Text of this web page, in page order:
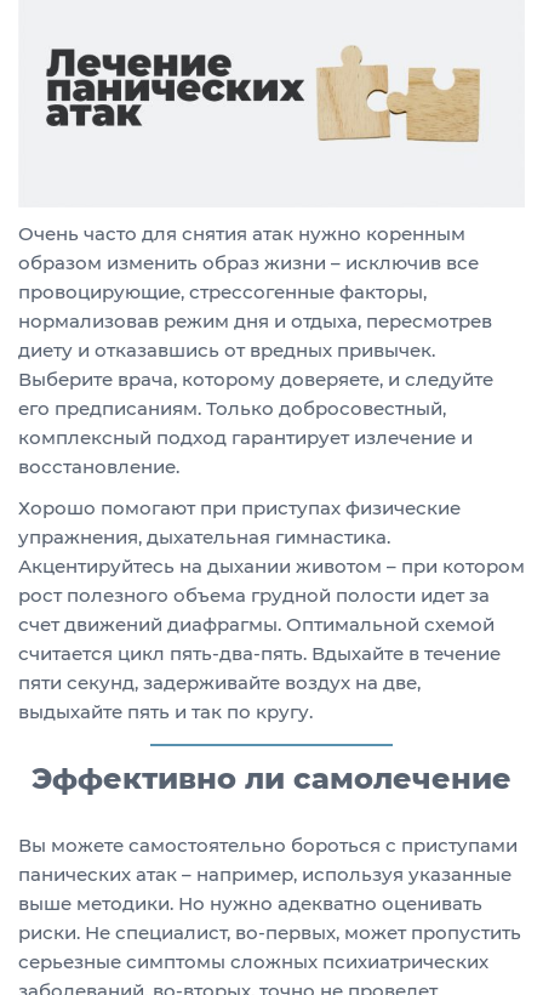
Очень часто для снятия атак нужно коренным
образом изменить образ жизни – исключив все
провоцирующие, стрессогенные факторы,
нормализовав режим дня и отдыха, пересмотрев
диету и отказавшись от вредных привычек.
Выберите врача, которому доверяете, и следуйте
его предписаниям. Только добросовестный,
комплексный подход гарантирует излечение и
восстановление.
Хорошо помогают при приступах физические
упражнения, дыхательная гимнастика.
Акцентируйтесь на дыхании животом – при котором
рост полезного объема грудной полости идет за
счет движений диафрагмы. Оптимальной схемой
считается цикл пять-два-пять. Вдыхайте в течение
пяти секунд, задерживайте воздух на две,
выдыхайте пять и так по кругу.
Эффективно ли самолечение
Вы можете самостоятельно бороться с приступами
панических атак – например, используя указанные
выше методики. Но нужно адекватно оценивать
риски. Не специалист, во-первых, может пропустить
серьезные симптомы сложных психиатрических